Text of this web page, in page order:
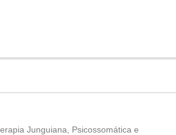
Junguiana, Psicossomática e